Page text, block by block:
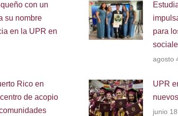
con un
su nombre
en la UPR en
para
agosto
Rico en
de acopio
UPR
junio